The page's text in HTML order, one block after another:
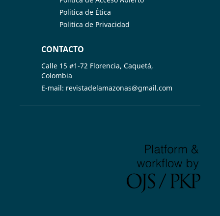
Politica de Ética
Politica de Privacidad
CONTACTO
Calle 15 #1-72 Florencia, Caquetá,
Colombia
E-mail: revistadelamazonas@gmail.com